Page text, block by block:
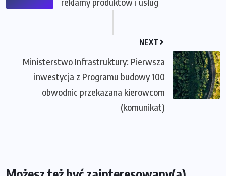
NEXT
Ministerstwo Infrastruktury: Pierwsza
inwestycja z Programu budowy 100
obwodnic przekazana kierowcom
(komunikat)